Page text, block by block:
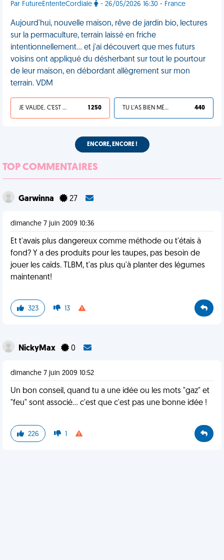
Par FutureEntenteCordiale - 26/05/2026 16:30 - France
Aujourd'hui, nouvelle maison, rêve de jardin bio, lectures
sur la permaculture, terrain laissé en friche
intentionnellement... et j'ai découvert que mes futurs
voisins ont appliqué du désherbant sur tout le pourtour
de leur maison, en débordant allègrement sur mon
terrain. VDM
JE VALIDE, C'EST UNE VDM 1 250 TU L'AS BIEN MÉRITÉ 440
ENCORE, ENCORE !
TOP COMMENTAIRES
Garwinna 27
dimanche 7 juin 2009 10:36
Et t'avais plus dangereux comme méthode ou t'étais à
fond? Y a des produits pour les taupes, pas besoin de
jouer les caïds. TLBM, t'as plus qu'à planter des légumes
maintenant!
323 13
NickyMax 0
dimanche 7 juin 2009 10:52
Un bon conseil, quand tu a une idée ou les mots "gaz" et
"feu" sont associé... c'est que c'est pas une bonne idée !
226 1